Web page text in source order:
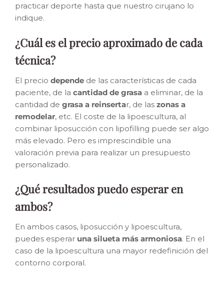
practicar deporte hasta que nuestro cirujano lo
indique.
¿Cuál es el precio aproximado de cada
técnica?
El precio depende de las características de cada
paciente, de la cantidad de grasa a eliminar, de la
cantidad de grasa a reinsertar, de las zonas a
remodelar, etc. El coste de la lipoescultura, al
combinar liposucción con lipofilling puede ser algo
más elevado. Pero es imprescindible una
valoración previa para realizar un presupuesto
personalizado.
¿Qué resultados puedo esperar en
ambos?
En ambos casos, liposucción y lipoescultura,
puedes esperar una silueta más armoniosa. En el
caso de la lipoescultura una mayor redefinición del
contorno corporal.